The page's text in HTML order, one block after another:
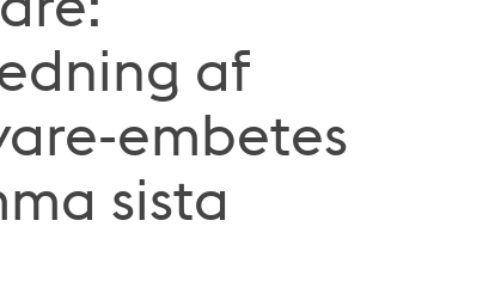
af
embetes
sista